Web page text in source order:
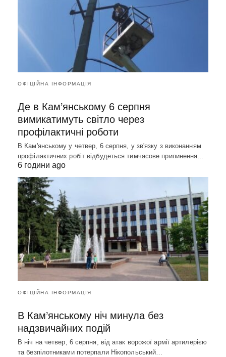
ОФІЦІЙНА ІНФОРМАЦІЯ
Де в Кам’янському 6 серпня
вимикатимуть світло через
профілактичні роботи
В Кам'янському у четвер, 6 серпня, у зв'язку з виконанням
профілактичних робіт відбудеться тимчасове припинення…
6 години ago
ОФІЦІЙНА ІНФОРМАЦІЯ
В Кам’янському ніч минула без
надзвичайних подій
В ніч на четвер, 6 серпня, від атак ворожої армії артилерією
та безпілотниками потерпали Нікопольський…